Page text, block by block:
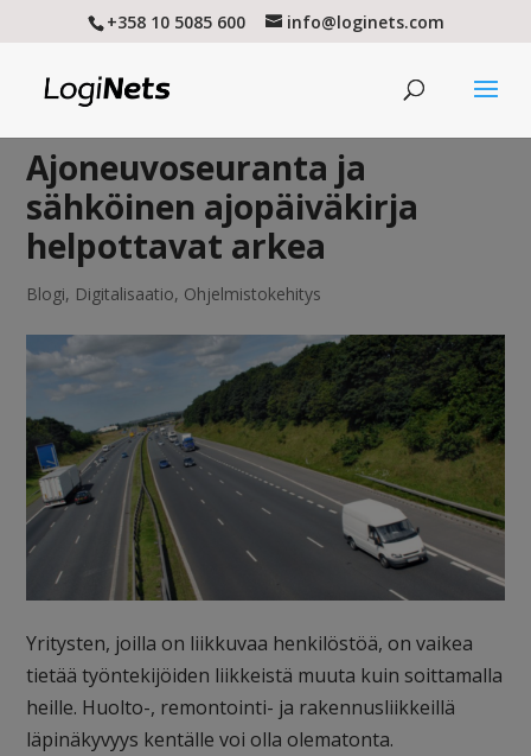
+358 10 5085 600 info@loginets.com
Ajoneuvoseuranta ja
sähköinen ajopäiväkirja
helpottavat arkea
Blogi, Digitalisaatio, Ohjelmistokehitys
Yritysten, joilla on liikkuvaa henkilöstöä, on vaikea
tietää työntekijöiden liikkeistä muuta kuin soittamalla
heille. Huolto-, remontointi- ja rakennusliikkeillä
läpinäkyvyys kentälle voi olla olematonta.